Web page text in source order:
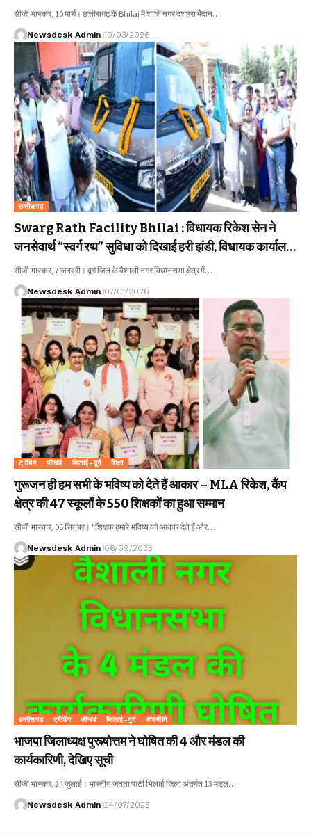
संदेश – “सार्वजनिक जमीन किसी निजी स्वार्थ को नहीं सौंपेंगे”
सीजी भास्कर, 10 मार्च। छत्तीसगढ़ के Bhilai में शांति नगर दशहरा मैदान…
Newsdesk Admin 10/03/2026
छत्तीसगढ़
Swarg Rath Facility Bhilai : विधायक रिकेश सेन ने
जनसेवार्थ “स्वर्ग रथ” सुविधा को दिखाई हरी झंडी, विधायक कार्यालय
से ले सकेंगे जरूरतमंद
सीजी भास्कर, 7 जनवरी। दुर्ग जिले के वैशाली नगर विधानसभा क्षेत्र में…
Newsdesk Admin 07/01/2026
ट्रेंडिंग फीचर्ड भिलाई-दुर्ग शिक्षा
गुरूजन ही हम सभी के भविष्य को देते हैं आकार – MLA रिकेश, कैंप
क्षेत्र की 47 स्कूलों के 550 शिक्षकों का हुआ सम्मान
सीजी भास्कर, 06 सितंबर। "शिक्षक हमारे भविष्य को आकार देते हैं और…
Newsdesk Admin 06/09/2025
छत्तीसगढ़ ट्रेंडिंग फीचर्ड भिलाई-दुर्ग राजनीति
भाजपा जिलाध्यक्ष पुरूषोत्तम ने घोषित की 4 और मंडल की
कार्यकारिणी, देखिए सूची
सीजी भास्कर, 24 जुलाई। भारतीय जनता पार्टी भिलाई जिला अंतर्गत 13 मंडल…
Newsdesk Admin 24/07/2025